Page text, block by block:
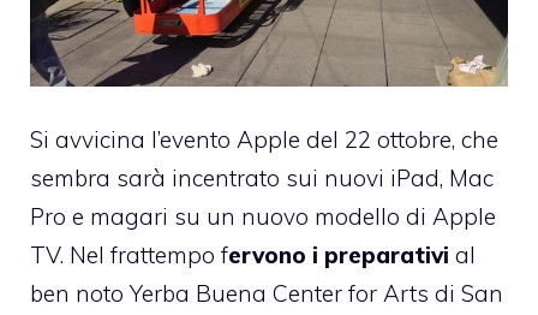
Si avvicina l’evento Apple del 22 ottobre, che
sembra sarà incentrato sui nuovi iPad, Mac
Pro e magari su un nuovo modello di Apple
TV. Nel frattempo fervono i preparativi al
ben noto Yerba Buena Center for Arts di San